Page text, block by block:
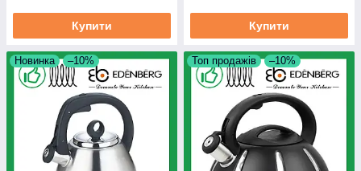
Купити Купити
Новинка –10% Топ продажів –10%